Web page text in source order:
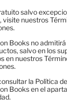
salvo
visite nuestros
Books no
salvo en los
en nuestros
la Política
Books en el